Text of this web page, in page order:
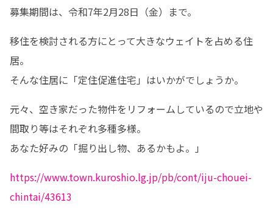
募集期間は、令和7年2月28日（金）まで。
移住を検討される方にとって大きなウェイトを占める住
居。
そんな住居に「定住促進住宅」はいかがでしょうか。
元々、空き家だった物件をリフォームしているので立地や
間取り等はそれぞれ多種多様。
あなた好みの「掘り出し物、あるかもよ。」
https://www.town.kuroshio.lg.jp/pb/cont/iju-chouei-
chintai/43613